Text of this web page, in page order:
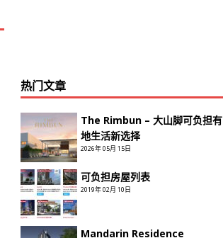
热门文章
The Rimbun – 大山脚可负担有
地生活新选择
2026年 05月 15日
可负担房屋列表
2019年 02月 10日
Mandarin Residence